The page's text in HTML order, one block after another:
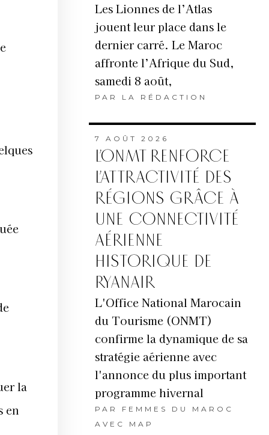
la
en
Les Lionnes de l’Atlas
jouent leur place dans le
dernier carré. Le Maroc
affronte l’Afrique du Sud,
samedi 8 août,
PAR LA RÉDACTION
7 AOÛT 2026
L’ONMT RENFORCE
L’ATTRACTIVITÉ DES
RÉGIONS GRÂCE À
UNE CONNECTIVITÉ
AÉRIENNE
HISTORIQUE DE
RYANAIR
L'Office National Marocain
du Tourisme (ONMT)
confirme la dynamique de sa
stratégie aérienne avec
l'annonce du plus important
programme hivernal
PAR FEMMES DU MAROC
AVEC MAP